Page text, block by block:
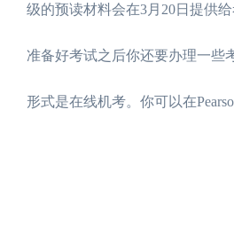
级的预读材料会在3月20日提供
准备好考试之后你还要办理一些
形式是在线机考。你可以在